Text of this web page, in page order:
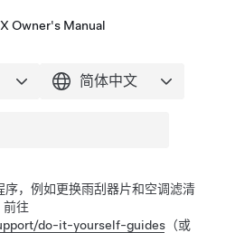
Owner's Manual
， 例如更换雨刮器片和空调滤清
前往
do-it-yourself-guides （或